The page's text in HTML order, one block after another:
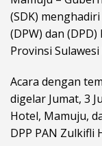
(SDK)
(DPW) dan
Provinsi
Acara dengan
digelar Jumat, 3
Hotel, Mamuju,
DPP PAN Zulkifli